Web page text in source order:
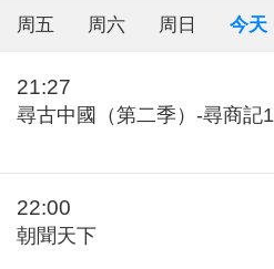
周五 周六 周日 今天
21:27
尋古中國（第二季）-尋商記1
22:00
朝聞天下